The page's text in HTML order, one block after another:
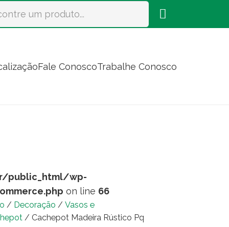
Fale ConoscoTrabalhe Conosco
public_html/wp-
on line 66
/ Decoração / Vasos e
/ Cachepot Madeira Rústico Pq